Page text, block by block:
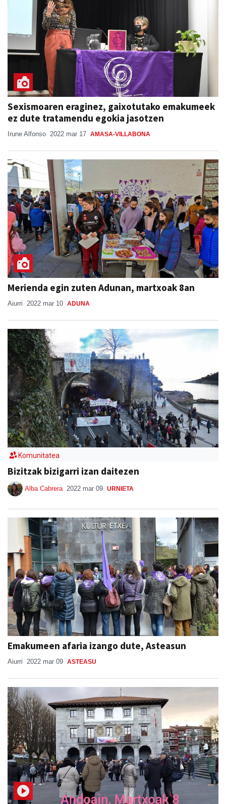
Sexismoaren eraginez, gaixotutako emakumeek
ez dute tratamendu egokia jasotzen
Irune Alfonso 2022 mar 17 AMASA-VILLABONA
Merienda egin zuten Adunan, martxoak 8an
Aiurri 2022 mar 10 ADUNA
Komunitatea
Bizitzak bizigarri izan daitezen
Alba Cabrera 2022 mar 09 URNIETA
Emakumeen afaria izango dute, Asteasun
Aiurri 2022 mar 09 ASTEASU